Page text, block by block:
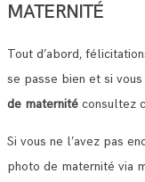
MATERNITÉ
Tout d’abord,
se passe bien et si
de maternité consultez
Si vous ne l’avez pas
photo de maternité via